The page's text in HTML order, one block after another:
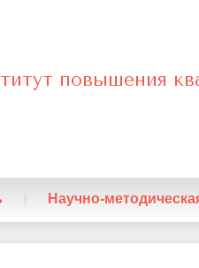
повышения
Научно-